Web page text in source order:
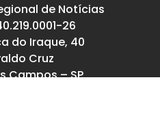
de Notícias
26
do Iraque, 40
Cruz
Campos – SP